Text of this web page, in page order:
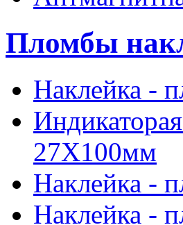
Пломбы
Наклейка -
27Х100мм
Наклейка -
Наклейка -